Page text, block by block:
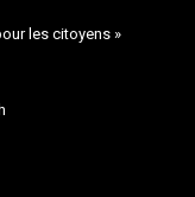
les citoyens »